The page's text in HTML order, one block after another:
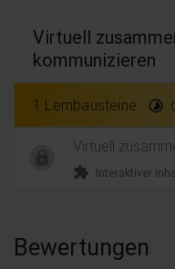
Virtuell
kommunizieren
1 Lernbausteine timelapse
Virtuell
extension Interaktiver
Bewertungen